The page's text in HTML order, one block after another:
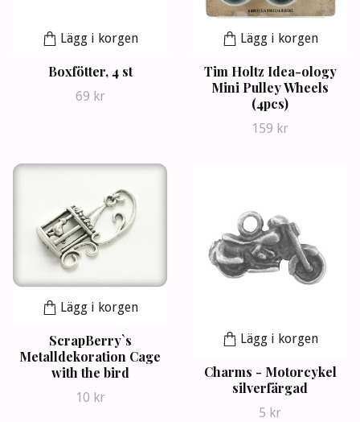
Lägg i korgen
Boxfötter, 4 st
69 kr
Lägg i korgen
Tim Holtz Idea-ology
Mini Pulley Wheels
(4pcs)
159 kr
Lägg i korgen
ScrapBerry`s
Metalldekoration Cage
with the bird
10 kr
Lägg i korgen
Charms - Motorcykel
silverfärgad
5 kr